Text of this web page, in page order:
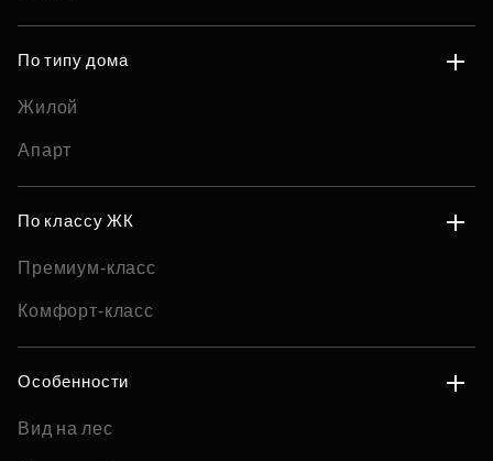
По типу дома
Жилой
Апарт
По классу ЖК
Премиум-класс
Комфорт-класс
Особенности
Вид на лес